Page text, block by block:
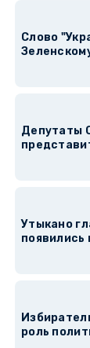
Слово
Депутаты
Утыкано
появились
роль